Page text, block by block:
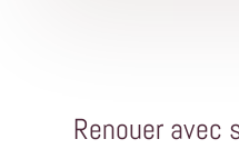
Renouer avec